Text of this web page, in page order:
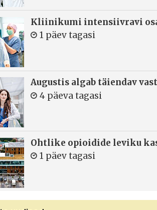
Kliinikumi intensiivravi
1 päev tagasi
Augustis algab täiendav
4 päeva tagasi
Ohtlike opioidide leviku
1 päev tagasi